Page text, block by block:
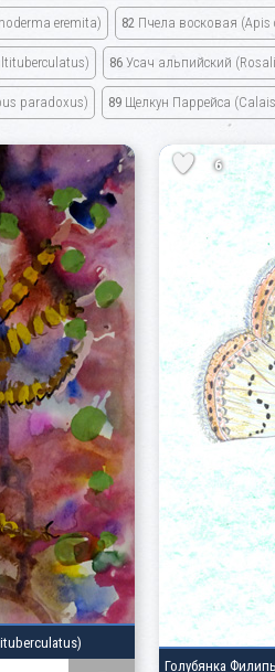
eremita) 82 Пчела восковая (Apis
86 Усач альпийский
paradoxus) 89 Щелкун Паррейса
6
Голубянка